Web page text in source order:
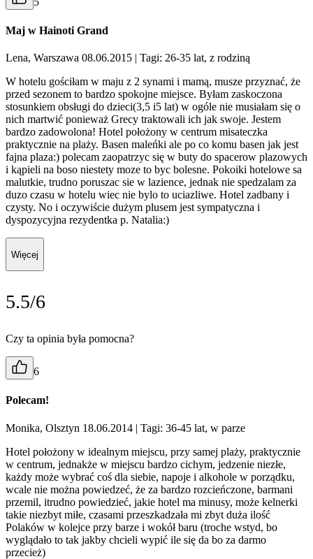
Maj w Hainoti Grand
Lena, Warszawa 08.06.2015
| Tagi: 26-35 lat, z rodziną
W hotelu gościłam w maju z 2 synami i mamą, musze przyznać, że
przed sezonem to bardzo spokojne miejsce. Byłam zaskoczona
stosunkiem obsługi do dzieci(3,5 i5 lat) w ogóle nie musiałam się o
nich martwić ponieważ Grecy traktowali ich jak swoje. Jestem
bardzo zadowolona! Hotel położony w centrum misateczka
praktycznie na plaży. Basen maleńki ale po co komu basen jak jest
fajna plaza:) polecam zaopatrzyc się w buty do spacerow plazowych
i kąpieli na boso niestety moze to byc bolesne. Pokoiki hotelowe sa
malutkie, trudno poruszac sie w lazience, jednak nie spedzalam za
duzo czasu w hotelu wiec nie bylo to uciazliwe. Hotel zadbany i
czysty. No i oczywiście dużym plusem jest sympatyczna i
dyspozycyjna rezydentka p. Natalia:)
Więcej
5.5/6
Czy ta opinia była pomocna?
6
Polecam!
Monika, Olsztyn 18.06.2014 | Tagi: 36-45 lat, w parze
Hotel położony w idealnym miejscu, przy samej plaży, praktycznie
w centrum, jednakże w miejscu bardzo cichym, jedzenie niezłe,
każdy może wybrać coś dla siebie, napoje i alkohole w porządku,
wcale nie można powiedzeć, że za bardzo rozcieńczone, barmani
przemil, itrudno powiedzieć, jakie hotel ma minusy, może kelnerki
takie niezbyt miłe, czasami przeszkadzała mi zbyt duża ilość
Polaków w kolejce przy barze i wokół baru (troche wstyd, bo
wyglądało to tak jakby chcieli wypić ile się da bo za darmo
przecież)